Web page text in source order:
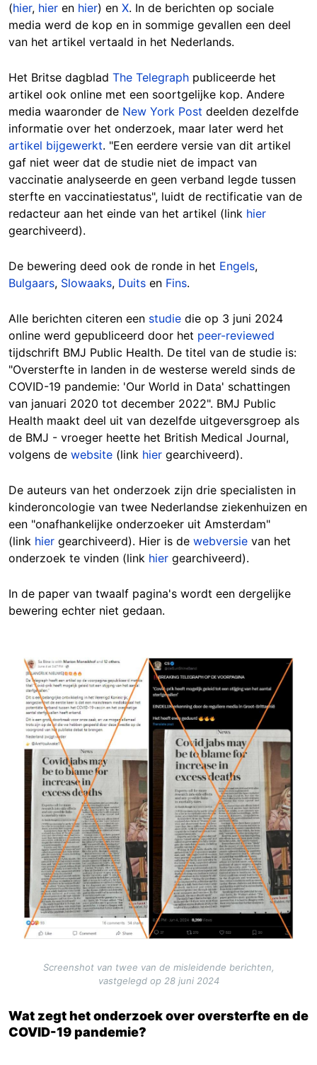
(hier, hier en hier) en X. In de berichten op sociale
media werd de kop en in sommige gevallen een deel
van het artikel vertaald in het Nederlands.
Het Britse dagblad The Telegraph publiceerde het
artikel ook online met een soortgelijke kop. Andere
media waaronder de New York Post deelden dezelfde
informatie over het onderzoek, maar later werd het
artikel bijgewerkt. "Een eerdere versie van dit artikel
gaf niet weer dat de studie niet de impact van
vaccinatie analyseerde en geen verband legde tussen
sterfte en vaccinatiestatus", luidt de rectificatie van de
redacteur aan het einde van het artikel (link hier
gearchiveerd).
De bewering deed ook de ronde in het Engels,
Bulgaars, Slowaaks, Duits en Fins.
Alle berichten citeren een studie die op 3 juni 2024
online werd gepubliceerd door het peer-reviewed
tijdschrift BMJ Public Health. De titel van de studie is:
"Oversterfte in landen in de westerse wereld sinds de
COVID-19 pandemie: 'Our World in Data' schattingen
van januari 2020 tot december 2022". BMJ Public
Health maakt deel uit van dezelfde uitgeversgroep als
de BMJ - vroeger heette het British Medical Journal,
volgens de website (link hier gearchiveerd).
De auteurs van het onderzoek zijn drie specialisten in
kinderoncologie van twee Nederlandse ziekenhuizen en
een "onafhankelijke onderzoeker uit Amsterdam"
(link hier gearchiveerd). Hier is de webversie van het
onderzoek te vinden (link hier gearchiveerd).
In de paper van twaalf pagina's wordt een dergelijke
bewering echter niet gedaan.
Image
Screenshot van twee van de misleidende berichten,
vastgelegd op 28 juni 2024
Wat zegt het onderzoek over oversterfte en de
COVID-19 pandemie?